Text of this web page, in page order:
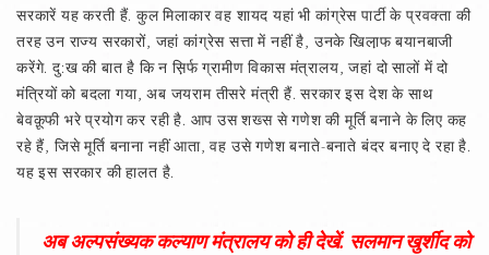
सरकारें यह करती हैं. कुल मिलाकार वह शायद यहां भी कांग्रेस पार्टी के प्रवक्ता की
तरह उन राज्य सरकारों, जहां कांग्रेस सत्ता में नहीं है, उनके खिला़फ बयानबाजी
करेंगे. दु:ख की बात है कि न स़िर्फ ग्रामीण विकास मंत्रालय, जहां दो सालों में दो
मंत्रियों को बदला गया, अब जयराम तीसरे मंत्री हैं. सरकार इस देश के साथ
बेवक़ूफी भरे प्रयोग कर रही है. आप उस शख्स से गणेश की मूर्ति बनाने के लिए कह
रहे हैं, जिसे मूर्ति बनाना नहीं आता, वह उसे गणेश बनाते-बनाते बंदर बनाए दे रहा है.
यह इस सरकार की हालत है.
अब अल्पसंख्यक कल्याण मंत्रालय को ही देखें. सलमान खुर्शीद को